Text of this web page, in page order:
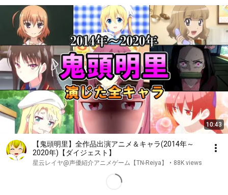
10:43
【鬼頭明里】全作品出演アニメ＆キャラ(2014年～
2020年)【ダイジェスト】
星云レイヤ@声優紹介アニメゲーム【TN-Reiya】 • 88K views